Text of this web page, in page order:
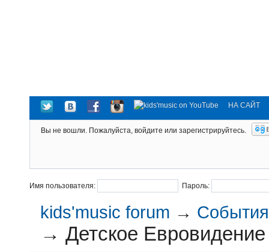
НА САЙТ
Вы не вошли. Пожалуйста, войдите или зарегистрируйтесь.
Имя пользователя: Пароль:
kids'music forum →
→Детское